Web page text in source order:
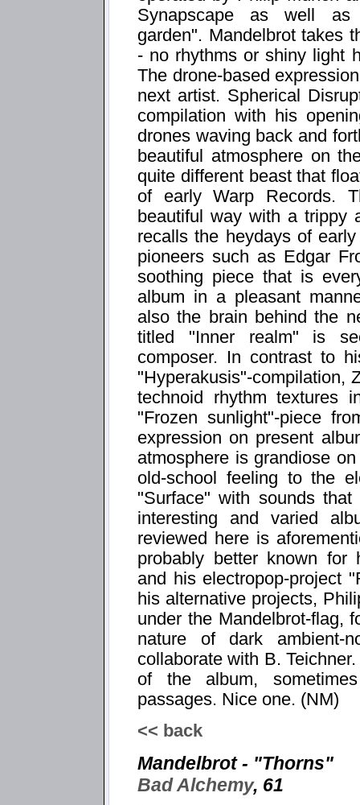
Synapscape as well as
garden". Mandelbrot takes
- no rhythms or shiny light
The drone-based
next artist. Spherical
compilation with his
drones waving back and
beautiful atmosphere on
quite different beast that
of early Warp Records.
beautiful way with a trippy
recalls the heydays of
pioneers such as Edgar
soothing piece that is
album in a pleasant
also the brain behind the
titled "Inner realm" is
composer. In contrast to
"Hyperakusis"-compilation,
technoid rhythm textures
"Frozen sunlight"-piece
expression on present
atmosphere is grandiose
old-school feeling to the
"Surface" with sounds
interesting and varied
reviewed here is
probably better known for
and his electropop-project
his alternative projects,
under the Mandelbrot-flag,
nature of dark ambient-
collaborate with B.
of the album,
passages. Nice one. (NM)
<< back
Mandelbrot - "Thorns"
Bad Alchemy, 61